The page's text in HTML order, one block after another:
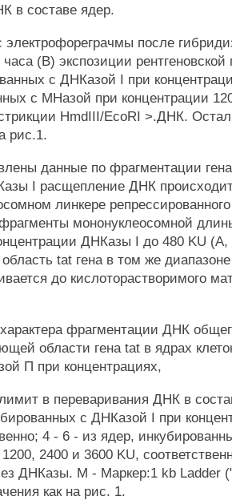
в составе ядер.
после
(В) экспозиции
с ДНКазой I при
с МНазой при концентрации
HmdIII/EcoRI >.ДНК.
рис.1.
данные по фрагментации
I расщепление ДНК происходит
линкере
мононуклеосомной
ДНКазы I до 480 KU
tat гена в том же
до кислоторастворимого
фрагментации ДНК
области гена tat в ядрах
П при концентрациях,
в переваривания ДНК в
с ДНКазой I при
4 - 6 - из ядер,
2400 и 3600 KU,
ДНКазы. М - Маркер:1 kb Ladder
как на рис. 1.